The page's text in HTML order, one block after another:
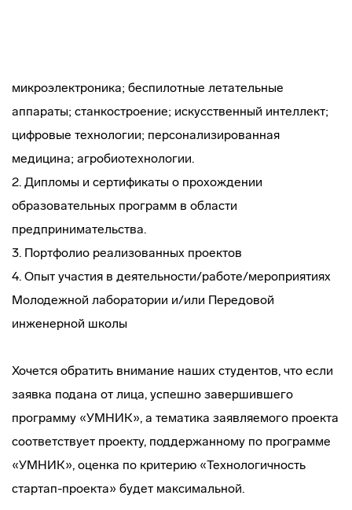
микроэлектроника; беспилотные летательные
аппараты; станкостроение; искусственный интеллект;
цифровые технологии; персонализированная
медицина; агробиотехнологии.
2. Дипломы и сертификаты о прохождении
образовательных программ в области
предпринимательства.
3. Портфолио реализованных проектов
4. Опыт участия в деятельности/работе/мероприятиях
Молодежной лаборатории и/или Передовой
инженерной школы
Хочется обратить внимание наших студентов, что если
заявка подана от лица, успешно завершившего
программу «УМНИК», а тематика заявляемого проекта
соответствует проекту, поддержанному по программе
«УМНИК», оценка по критерию «Технологичность
стартап-проекта» будет максимальной.